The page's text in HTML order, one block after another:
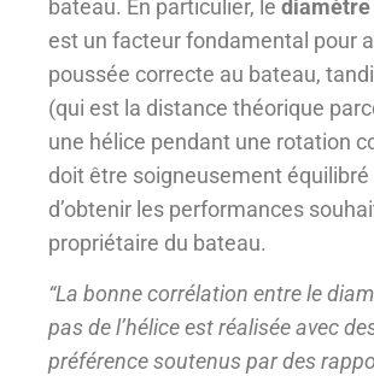
bateau. En particulier, le diamètre
est un facteur fondamental pour
poussée correcte au bateau,
(qui est la distance théorique
une hélice pendant une rotation
doit être soigneusement équilibré
d’obtenir les performances
propriétaire du bateau.
“La bonne corrélation entre le
pas de l’hélice est réalisée avec
préférence soutenus par des